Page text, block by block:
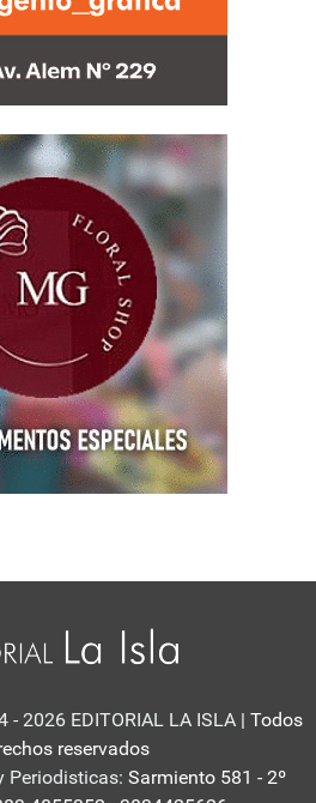
- 2026 EDITORIAL LA ISLA | Todos
reservados
Periodisticas: Sarmiento 581 - 2º